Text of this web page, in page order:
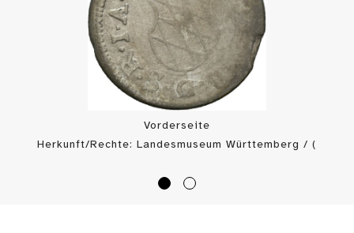
Vorderseite
Herkunft/Rechte: Landesmuseum Württemberg / (